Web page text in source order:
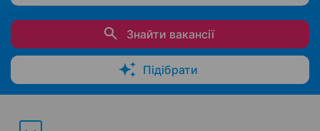
Знайти вакансії
Підібрати